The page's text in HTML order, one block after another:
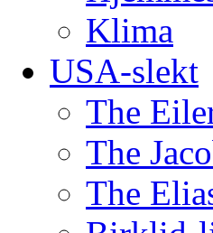
Klima
USA-slekt
The
The
The